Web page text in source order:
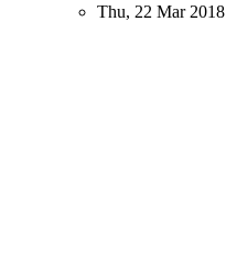
Thu, 22 Mar 2018